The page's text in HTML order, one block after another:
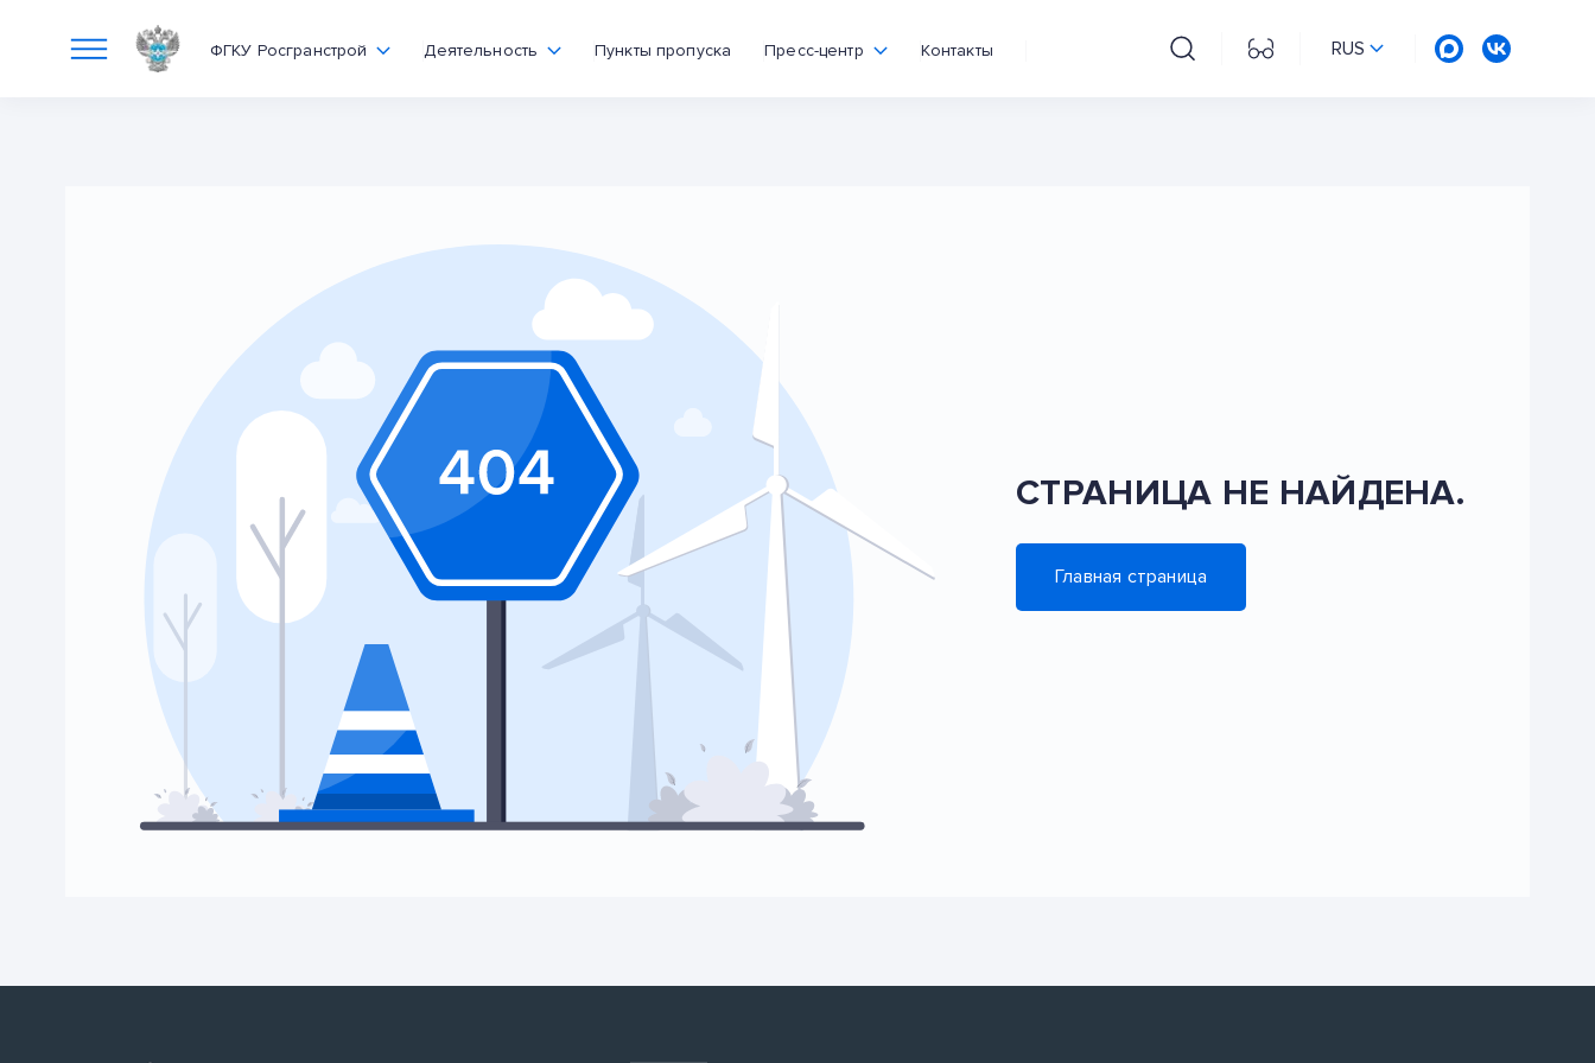
ФГКУ Росгранстрой Деятельность Пункты пропуска Пресс-центр Контакты RUS
СТРАНИЦА НЕ НАЙДЕНА.
Главная страница